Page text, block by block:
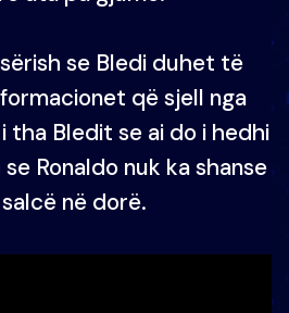
se Bledi duhet të
që sjell nga
tha Bledit se ai do i hedhi
Ronaldo nuk ka shanse
në dorë.